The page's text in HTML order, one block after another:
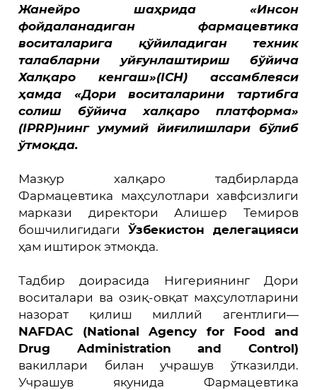
Жанейро шаҳрида «Инсон
фойдаланадиган фармацевтика
воситаларига қўйиладиган техник
талабларни уйғунлаштириш бўйича
Халқаро кенгаш»(ICH) ассамблеяси
ҳамда «Дори воситаларини тартибга
солиш бўйича халқаро платформа»
(IPRP)нинг умумий йиғилишлари бўлиб
ўтмоқда.
Мазкур халқаро тадбирларда
Фармацевтика маҳсулотлари хавфсизлиги
маркази директори Алишер Темиров
бошчилигидаги Ўзбекистон делегацияси
ҳам иштирок этмоқда.
Тадбир доирасида Нигериянинг Дори
воситалари ва озиқ-овқат маҳсулотларини
назорат қилиш миллий агентлиги—
NAFDAC (National Agency for Food
and
Drug
Administration and Control)
вакиллари билан учрашув ўтказилди.
Учрашув якунида Фармацевтика